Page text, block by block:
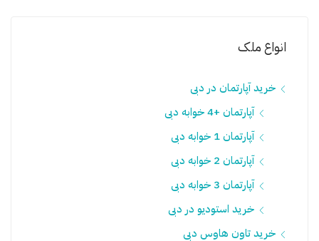
انواع ملک
خرید آپارتمان در دبی
آپارتمان +4 خوابه دبی
آپارتمان 1 خوابه دبی
آپارتمان 2 خوابه دبی
آپارتمان 3 خوابه دبی
خرید استودیو در دبی
خرید تاون هاوس دبی